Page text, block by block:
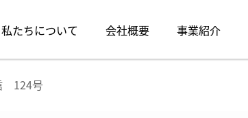
私たちについて 会社概要 事業紹介
124号